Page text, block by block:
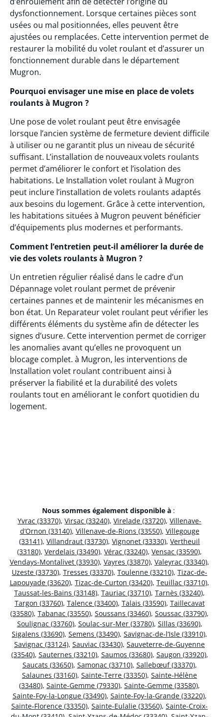
dysfonctionnement. Lorsque certaines pièces sont
usées ou mal positionnées, elles peuvent être
ajustées ou remplacées. Cette intervention permet de
restaurer la mobilité du volet roulant et d’assurer un
fonctionnement durable dans le département
Mugron.
Pourquoi envisager une mise en place de volets
roulants à Mugron ?
Une pose de volet roulant peut être envisagée
lorsque l’ancien système de fermeture devient difficile
à utiliser ou ne garantit plus un niveau de sécurité
suffisant. L’installation de nouveaux volets roulants
permet d’améliorer le confort et l’isolation des
habitations. Le Installation volet roulant à Mugron
peut inclure l’installation de volets roulants adaptés
aux besoins du logement. Grâce à cette intervention,
les habitations situées à Mugron peuvent bénéficier
d’équipements plus modernes et performants.
Comment l’entretien peut-il améliorer la durée de
vie des volets roulants à Mugron ?
Un entretien régulier réalisé dans le cadre d’un
Dépannage volet roulant permet de prévenir
certaines pannes et de maintenir les mécanismes en
bon état. Un Reparateur volet roulant peut vérifier les
différents éléments du système afin de détecter les
signes d’usure. Cette intervention permet de corriger
les anomalies avant qu’elles ne provoquent un
blocage complet. à Mugron, les interventions de
Installation volet roulant contribuent ainsi à
préserver la fiabilité et la durabilité des volets
roulants tout en améliorant le confort quotidien du
logement.
Nous sommes également disponible à :
Yvrac (33370), Virsac (33240), Virelade (33720), Villenave-
d’Ornon (33140), Villenave-de-Rions (33550), Villegouge
(33141), Villandraut (33730), Vignonet (33330), Vertheuil
(33180), Verdelais (33490), Vérac (33240), Vensac (33590),
Vendays-Montalivet (33930), Vayres (33870), Valeyrac (33340),
Uzeste (33730), Tresses (33370), Toulenne (33210), Tizac-de-
Lapouyade (33620), Tizac-de-Curton (33420), Teuillac (33710),
Taussat-les-Bains (33148), Tauriac (33710), Tarnès (33240),
Targon (33760), Talence (33400), Talais (33590), Taillecavat
(33580), Tabanac (33550), Soussans (33460), Soussac (33790),
Soulignac (33760), Soulac-sur-Mer (33780), Sillas (33690),
Sigalens (33690), Semens (33490), Savignac-de-l’Isle (33910),
Savignac (33124), Sauviac (33430), Sauveterre-de-Guyenne
(33540), Sauternes (33210), Saumos (33680), Saugon (33920),
Saucats (33650), Samonac (33710), Sallebœuf (33370),
Salaunes (33160), Sainte-Terre (33350), Sainte-Hélène
(33480), Sainte-Gemme (79330), Sainte-Gemme (33580),
Sainte-Foy-la-Longue (33490), Sainte-Foy-la-Grande (33220),
Sainte-Florence (33350), Sainte-Eulalie (33560), Sainte-Croix-